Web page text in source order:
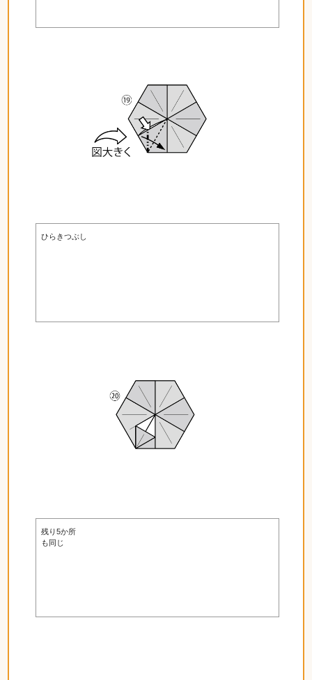
ひらきつぶし
残り5か所
も同じ